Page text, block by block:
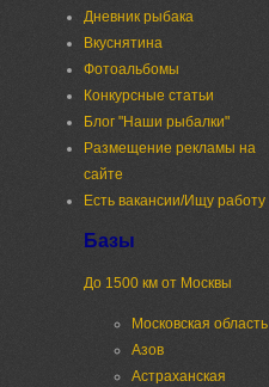
Дневник рыбака
Вкуснятина
Фотоальбомы
Конкурсные статьи
Блог "Наши рыбалки"
Размещение рекламы на
сайте
Есть вакансии/Ищу работу
Базы
До 1500 км от Москвы
Московская область
Азов
Астраханская